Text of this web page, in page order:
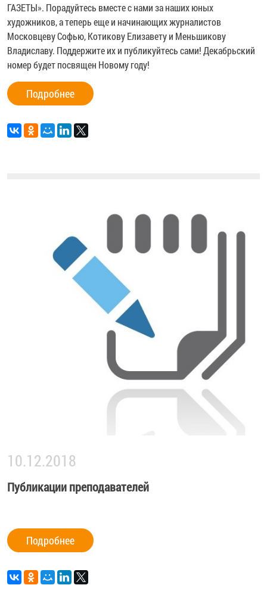
ГАЗЕТЫ». Порадуйтесь вместе с нами за наших юных
художников, а теперь еще и начинающих журналистов
Московцеву Софью, Котикову Елизавету и Меньшикову
Владиславу. Поддержите их и публикуйтесь сами! Декабрьский
номер будет посвящен Новому году!
Подробнее
10.12.2018
Публикации преподавателей
Подробнее